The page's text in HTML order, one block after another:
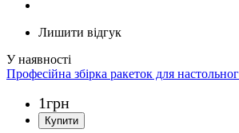
Лишити відгук
Професійна збірка ракеток для
1грн